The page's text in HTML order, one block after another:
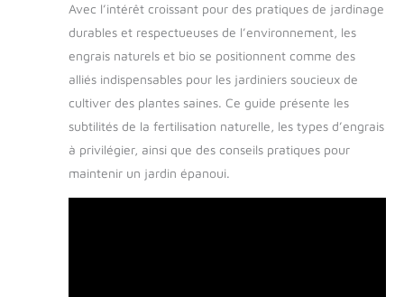
Avec l’intérêt croissant pour des pratiques de jardinage
durables et respectueuses de l’environnement, les
engrais naturels et bio se positionnent comme des
alliés indispensables pour les jardiniers soucieux de
cultiver des plantes saines. Ce guide présente les
subtilités de la fertilisation naturelle, les types d’engrais
à privilégier, ainsi que des conseils pratiques pour
maintenir un jardin épanoui.